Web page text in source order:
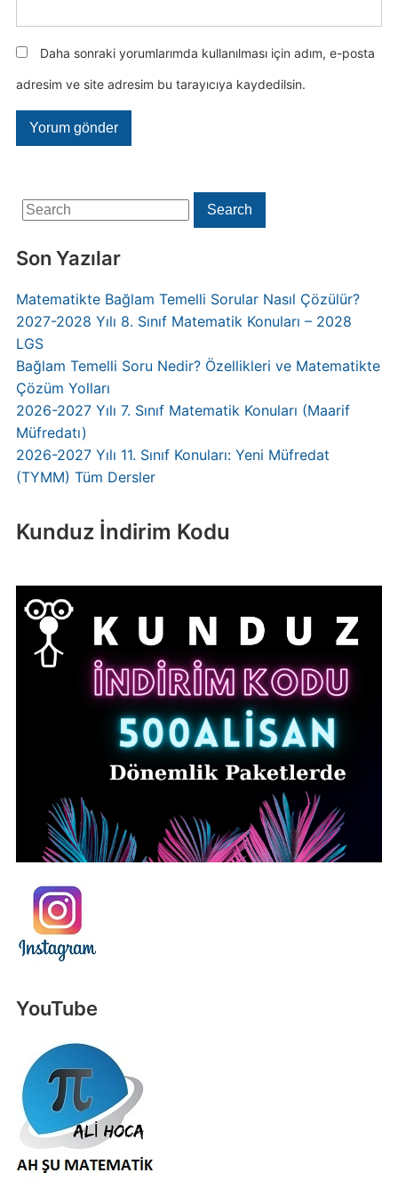
Search
for:
Search
Son Yazılar
Matematikte Bağlam Temelli Sorular Nasıl Çözülür?
2027-2028 Yılı 8. Sınıf Matematik Konuları – 2028
LGS
Bağlam Temelli Soru Nedir? Özellikleri ve Matematikte
Çözüm Yolları
2026-2027 Yılı 7. Sınıf Matematik Konuları (Maarif
Müfredatı)
2026-2027 Yılı 11. Sınıf Konuları: Yeni Müfredat
(TYMM) Tüm Dersler
Kunduz İndirim Kodu
Daha sonraki yorumlarımda kullanılması için adım, e-posta
adresim ve site adresim bu tarayıcıya kaydedilsin.
YouTube